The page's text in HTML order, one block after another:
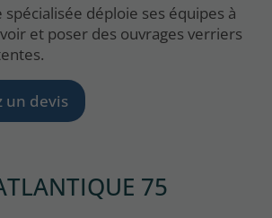
75
déploie ses équipes à
et poser des ouvrages verriers
un devis